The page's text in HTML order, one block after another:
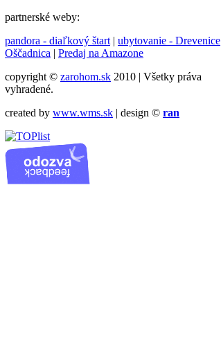
partnerské weby:
pandora - diaľkový štart | ubytovanie - Drevenice
Oščadnica | Predaj na Amazone
copyright © zarohom.sk 2010 | Všetky práva
vyhradené.
created by www.wms.sk | design © ran